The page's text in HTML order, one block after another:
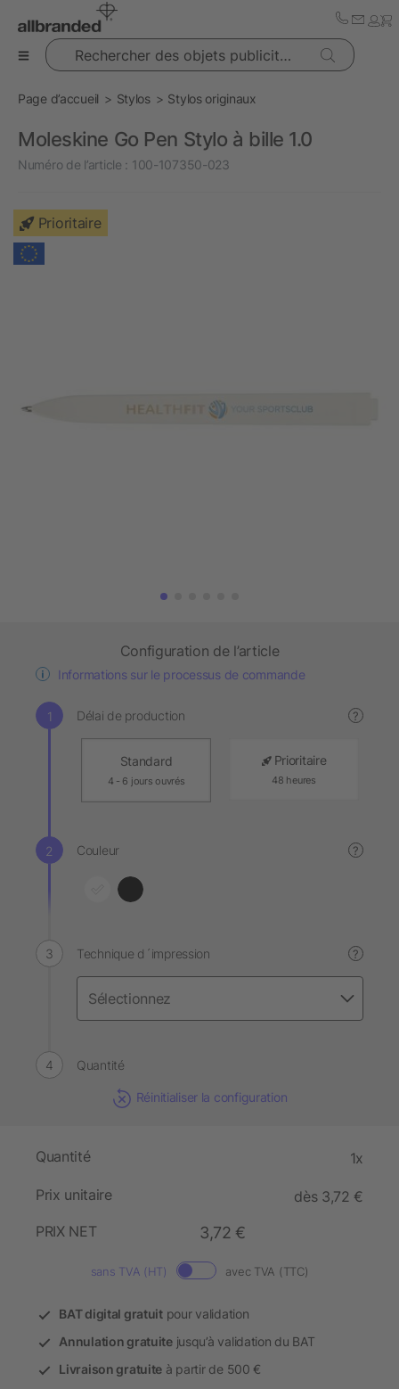
Rechercher des objets publicitaires
Page d’accueil Stylos Stylos originaux
Moleskine Go Pen Stylo à bille 1.0
Numéro de l’article : 100-107350-023
Prioritaire
Configuration de l’article
Informations sur le processus de commande
Délai de production ?
Standard
4 - 6 jours ouvrés
Prioritaire
48 heures
Couleur ?
Technique d´impression ?
Quantité
Réinitialiser la configuration
Quantité 1x
Prix unitaire
dès 3,72 €
PRIX NET
3,72 €
sans TVA (HT) avec TVA (TTC)
BAT digital gratuitpour validation
Annulation gratuitejusqu’à validation du BAT
Livraison gratuite à partir de 500 €